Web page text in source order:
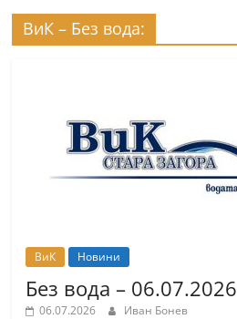
ВиК – Без вода:
ВиК Новини
Без вода – 06.07.2026
06.07.2026 Иван Бонев